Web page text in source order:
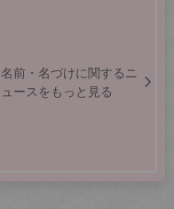
名前・名づけに関するニ
ュースをもっと見る